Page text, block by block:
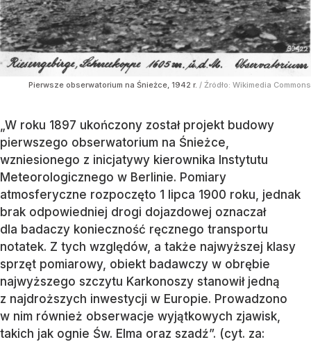
Pierwsze obserwatorium na Śnieżce, 1942 r. / Źródło: Wikimedia Commons
„W roku 1897 ukończony został projekt budowy
pierwszego obserwatorium na Śnieżce,
wzniesionego z inicjatywy kierownika Instytutu
Meteorologicznego w Berlinie. Pomiary
atmosferyczne rozpoczęto 1 lipca 1900 roku, jednak
brak odpowiedniej drogi dojazdowej oznaczał
dla badaczy konieczność ręcznego transportu
notatek. Z tych względów, a także najwyższej klasy
sprzęt pomiarowy, obiekt badawczy w obrębie
najwyższego szczytu Karkonoszy stanowił jedną
z najdroższych inwestycji w Europie. Prowadzono
w nim również obserwacje wyjątkowych zjawisk,
takich jak ognie Św. Elma oraz szadź”. (cyt. za: